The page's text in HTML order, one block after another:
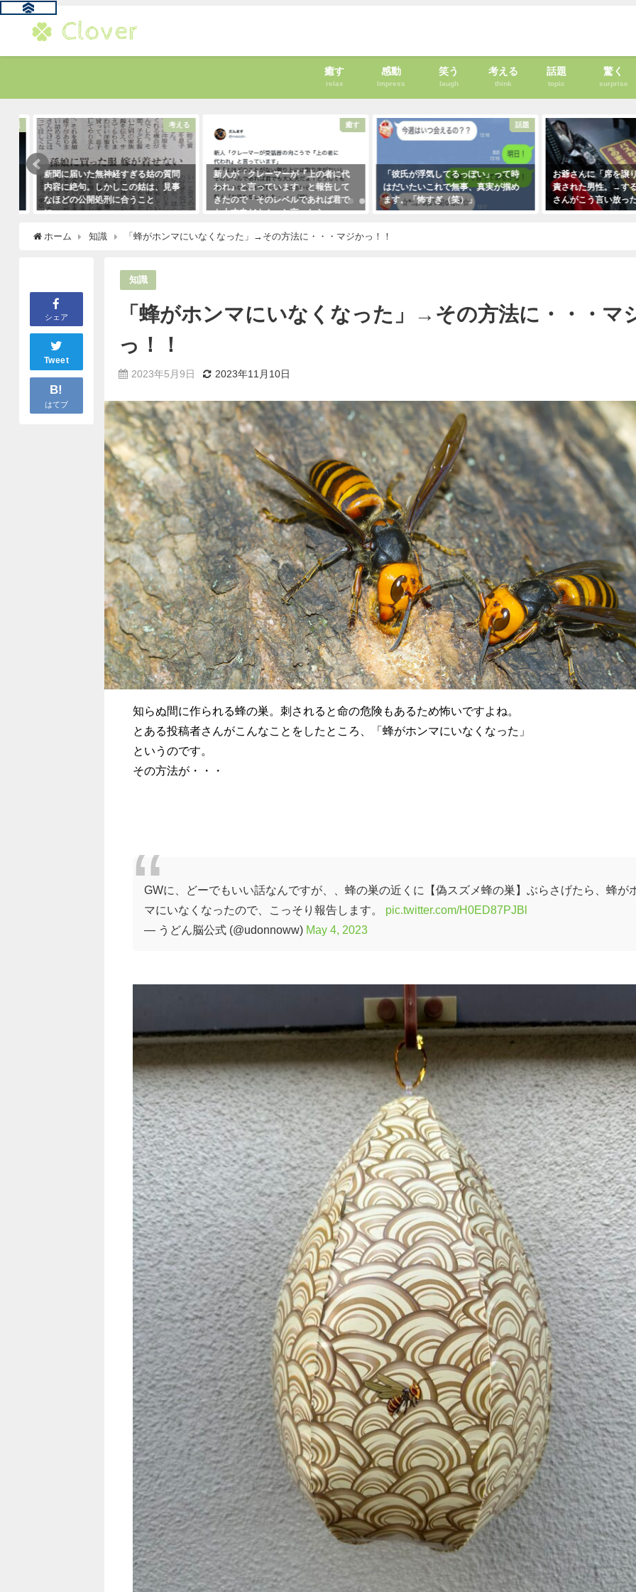
癒す
relax
感動
Impress
笑う
laugh
考える
think
話題
topic
驚く
surprise
考える
新聞に届いた無神経すぎる姑の質問
内容に絶句。しかしこの姑は、見事
なほどの公開処刑に合うこと
に・・・
新人が「クレーマーが『上の者に代
われ』と言っています」と報告して
きたので「そのレベルであれば君で
も大丈夫だよ！」と言ったら・・・
（笑）
「彼氏が浮気してるっぽい」って時
はだいたいこれで無事、真実が掴め
ます。「怖すぎ（笑）」
お爺さんに「席を譲りな
責された男性。→すると
さんがこう言い放った！
ホーム 知識 「蜂がホンマにいなくなった」→その方法に・・・マジかっ！！
シェア
Tweet
B!
はてブ
知識
「蜂がホンマにいなくなった」→その方法に・・・マ
っ！！
2023年5月9日 2023年11月10日
知らぬ間に作られる蜂の巣。刺されると命の危険もあるため怖いですよね。
とある投稿者さんがこんなことをしたところ、「蜂がホンマにいなくなった」
というのです。
その方法が・・・
GWに、どーでもいい話なんですが、、蜂の巣の近くに【偽スズメ蜂の巣】ぶらさげたら、蜂が
マにいなくなったので、こっそり報告します。 pic.twitter.com/H0ED87PJBl
— うどん脳公式 (@udonnoww) May 4, 2023